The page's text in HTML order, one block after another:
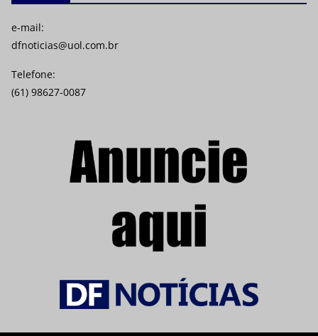
e-mail:
dfnoticias@uol.com.br
Telefone:
(61) 98627-0087